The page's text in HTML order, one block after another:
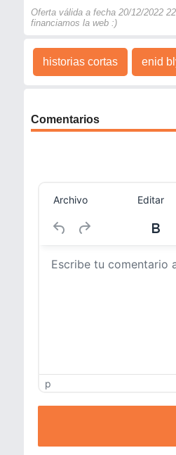
Oferta válida a fecha 20/12/2022
financiamos la web :)
historias cortas enid
Comentarios
Archivo Editar
p